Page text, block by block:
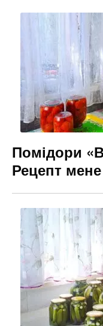
e
o
k
Помідори
Рецепт